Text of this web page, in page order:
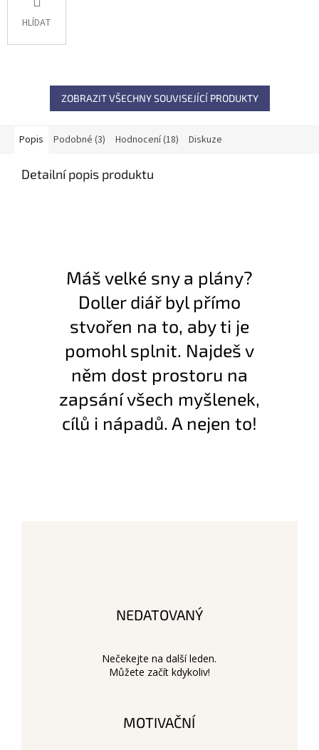
HLÍDAT
ZOBRAZIT VŠECHNY SOUVISEJÍCÍ PRODUKTY
Popis Podobné (3) Hodnocení (18) Diskuze
Detailní popis produktu
Máš velké sny a plány?
Doller diář byl přímo
stvořen na to, aby ti je
pomohl splnit. Najdeš v
něm dost prostoru na
zapsání všech myšlenek,
cílů i nápadů. A nejen to!
NEDATOVANÝ
Nečekejte na další leden.
Můžete začít kdykoliv!
MOTIVAČNÍ